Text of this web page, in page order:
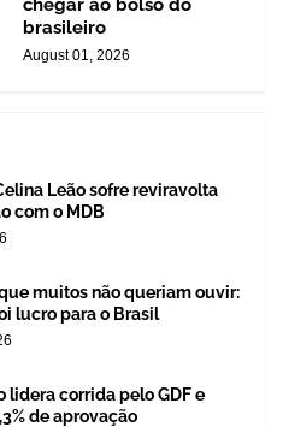
chegar ao bolso do
brasileiro
August 01, 2026
Leão sofre reviravolta
com o MDB
muitos não queriam ouvir:
lucro para o Brasil
lidera corrida pelo GDF e
de aprovação